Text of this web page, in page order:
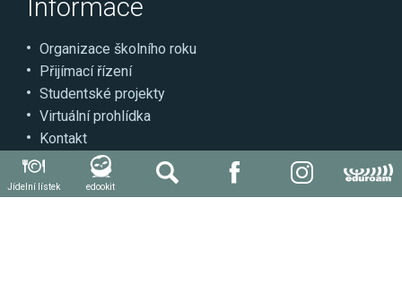
Jídelní lístek edookit
Informace
Organizace školního roku
Přijímací řízení
Studentské projekty
Virtuální prohlídka
Kontakt
Může se hodit